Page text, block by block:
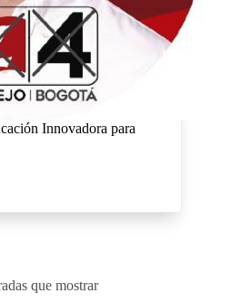
Innovadora para
que mostrar